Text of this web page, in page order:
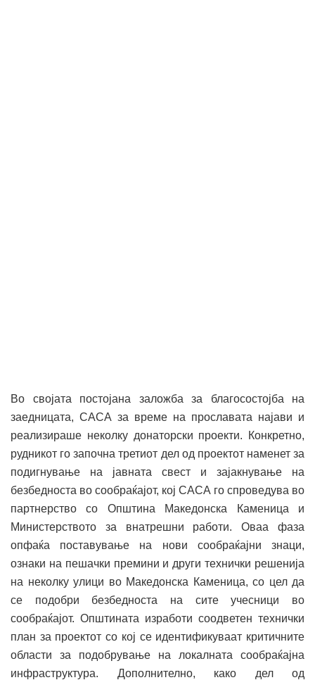
Во својата постојана заложба за благосостојба на
заедницата, САСА за време на прославата најави и
реализираше неколку донаторски проекти. Конкретно,
рудникот го започна третиот дел од проектот наменет за
подигнување на јавната свест и зајакнување на
безбедноста во сообраќајот, кој САСА го спроведува во
партнерство со Општина Македонска Каменица и
Министерството за внатрешни работи. Оваа фаза
опфаќа поставување на нови сообраќајни знаци,
ознаки на пешачки премини и други технички решенија
на неколку улици во Македонска Каменица, со цел да
се подобри безбедноста на сите учесници во
сообраќајот. Општината изработи соодветен технички
план за проектот со кој се идентификуваат критичните
области за подобрување на локалната сообраќајна
инфраструктура. Дополнително, како дел од